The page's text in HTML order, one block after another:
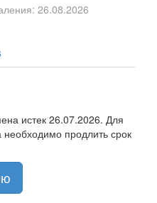
26.08.2026
истек 26.07.2026. Для
необходимо продлить срок